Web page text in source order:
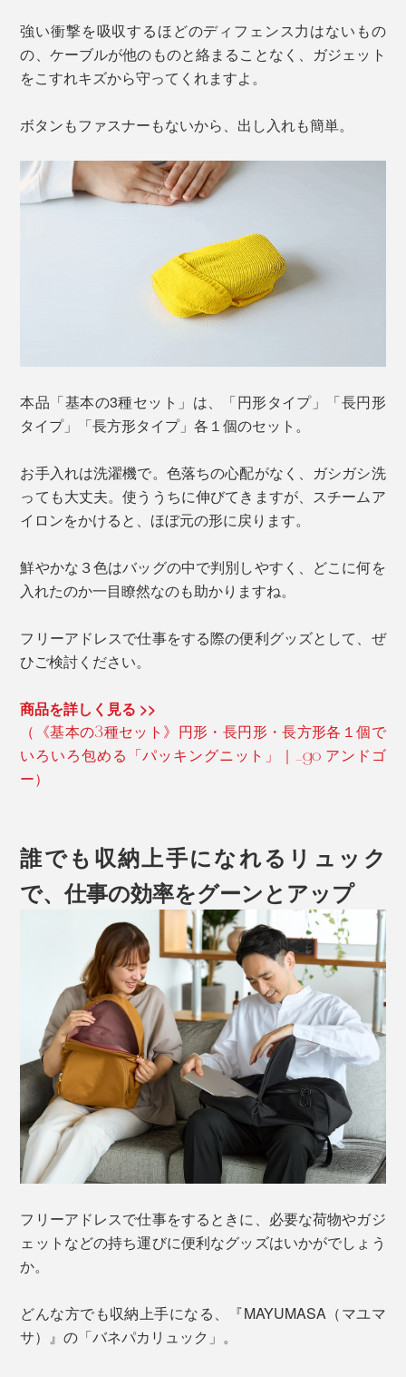
強い衝撃を吸収するほどのディフェンス力はないもの
の、ケーブルが他のものと絡まることなく、ガジェット
をこすれキズから守ってくれますよ。
ボタンもファスナーもないから、出し入れも簡単。
本品「基本の3種セット」は、「円形タイプ」「長円形
タイプ」「長方形タイプ」各１個のセット。
お手入れは洗濯機で。色落ちの心配がなく、ガシガシ洗
っても大丈夫。使ううちに伸びてきますが、スチームア
イロンをかけると、ほぼ元の形に戻ります。
鮮やかな３色はバッグの中で判別しやすく、どこに何を
入れたのか一目瞭然なのも助かりますね。
フリーアドレスで仕事をする際の便利グッズとして、ぜ
ひご検討ください。
商品を詳しく見る >>
（《基本の3種セット》円形・長円形・長方形各１個で
いろいろ包める「パッキングニット」｜_go アンドゴ
ー）
誰でも収納上手になれるリュック
で、仕事の効率をグーンとアップ
フリーアドレスで仕事をするときに、必要な荷物やガジ
ェットなどの持ち運びに便利なグッズはいかがでしょう
か。
どんな方でも収納上手になる、『MAYUMASA（マユマ
サ）』の「バネパカリュック」。